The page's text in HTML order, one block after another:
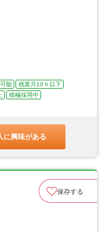
能
残業月10ｈ以下
積極採用中
に興味がある
保存する